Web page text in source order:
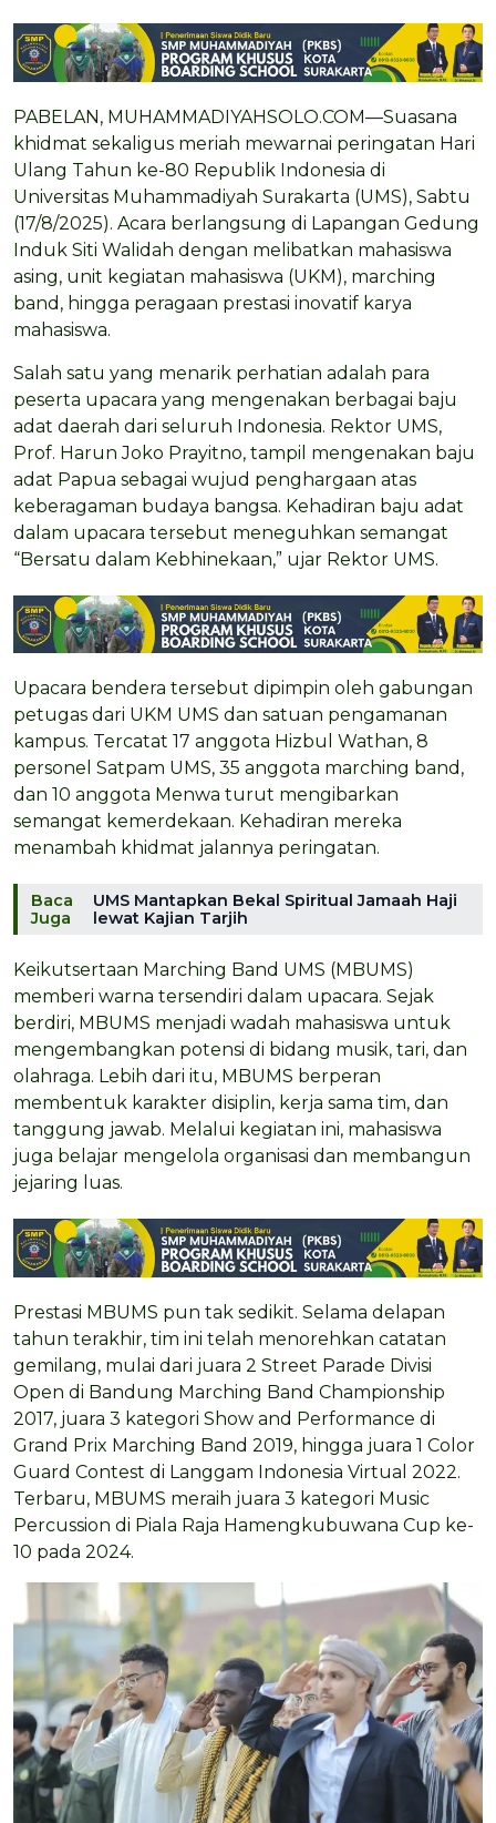
PABELAN, MUHAMMADIYAHSOLO.COM—Suasana
khidmat sekaligus meriah mewarnai peringatan Hari
Ulang Tahun ke-80 Republik Indonesia di
Universitas Muhammadiyah Surakarta (UMS), Sabtu
(17/8/2025). Acara berlangsung di Lapangan Gedung
Induk Siti Walidah dengan melibatkan mahasiswa
asing, unit kegiatan mahasiswa (UKM), marching
band, hingga peragaan prestasi inovatif karya
mahasiswa.
Salah satu yang menarik perhatian adalah para
peserta upacara yang mengenakan berbagai baju
adat daerah dari seluruh Indonesia. Rektor UMS,
Prof. Harun Joko Prayitno, tampil mengenakan baju
adat Papua sebagai wujud penghargaan atas
keberagaman budaya bangsa. Kehadiran baju adat
dalam upacara tersebut meneguhkan semangat
“Bersatu dalam Kebhinekaan,” ujar Rektor UMS.
Upacara bendera tersebut dipimpin oleh gabungan
petugas dari UKM UMS dan satuan pengamanan
kampus. Tercatat 17 anggota Hizbul Wathan, 8
personel Satpam UMS, 35 anggota marching band,
dan 10 anggota Menwa turut mengibarkan
semangat kemerdekaan. Kehadiran mereka
menambah khidmat jalannya peringatan.
Baca
Juga
UMS Mantapkan Bekal Spiritual Jamaah Haji
lewat Kajian Tarjih
Keikutsertaan Marching Band UMS (MBUMS)
memberi warna tersendiri dalam upacara. Sejak
berdiri, MBUMS menjadi wadah mahasiswa untuk
mengembangkan potensi di bidang musik, tari, dan
olahraga. Lebih dari itu, MBUMS berperan
membentuk karakter disiplin, kerja sama tim, dan
tanggung jawab. Melalui kegiatan ini, mahasiswa
juga belajar mengelola organisasi dan membangun
jejaring luas.
Prestasi MBUMS pun tak sedikit. Selama delapan
tahun terakhir, tim ini telah menorehkan catatan
gemilang, mulai dari juara 2 Street Parade Divisi
Open di Bandung Marching Band Championship
2017, juara 3 kategori Show and Performance di
Grand Prix Marching Band 2019, hingga juara 1 Color
Guard Contest di Langgam Indonesia Virtual 2022.
Terbaru, MBUMS meraih juara 3 kategori Music
Percussion di Piala Raja Hamengkubuwana Cup ke-
10 pada 2024.